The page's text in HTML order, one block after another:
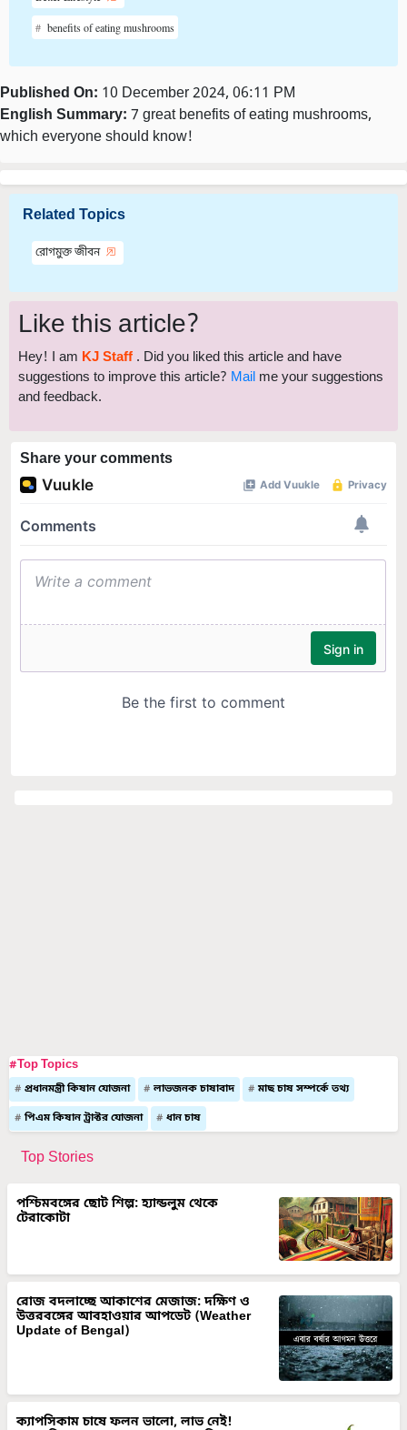
benefits of eating mushrooms
Published On: 10 December 2024, 06:11 PM
English Summary: 7 great benefits of eating mushrooms,
which everyone should know!
Related Topics
রোগমুক্ত জীবন
Like this article?
Hey! I am KJ Staff . Did you liked this article and have
suggestions to improve this article? Mail me your suggestions
and feedback.
Share your comments
#Top Topics
প্রধানমন্ত্রী কিষান যোজনা লাভজনক চাষাবাদ মাছ চাষ সম্পর্কে তথ্য
পিএম কিষান ট্রাক্টর যোজনা ধান চাষ
Top Stories
পশ্চিমবঙ্গের ছোট শিল্প: হ্যান্ডলুম থেকে
টেরাকোটা
রোজ বদলাচ্ছে আকাশের মেজাজ: দক্ষিণ ও
উত্তরবঙ্গের আবহাওয়ার আপডেট (Weather
Update of Bengal)
ক্যাপসিকাম চাষে ফলন ভালো, লাভ নেই!